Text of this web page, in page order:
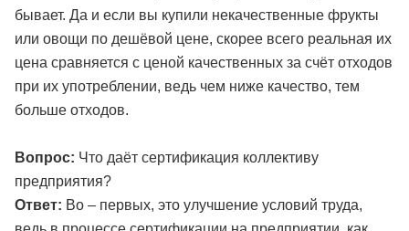
бывает. Да и если вы купили некачественные фрукты
или овощи по дешёвой цене, скорее всего реальная их
цена сравняется с ценой качественных за счёт отходов
при их употреблении, ведь чем ниже качество, тем
больше отходов.
Вопрос: Что даёт сертификация коллективу
предприятия?
Ответ: Во – первых, это улучшение условий труда,